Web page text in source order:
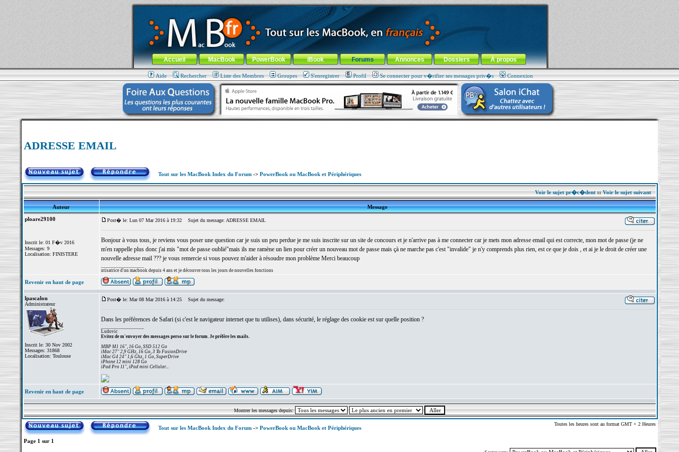
MacBook-fr.com : 100% Apple... 100% nomade !
Aller au contenu-Aller au menu général-Aller au menu de la rubrique
Menu général
Accueil MacBook PowerBook iBook Forums Annonces Dossiers À propos
Aide Rechercher Liste des Membres Groupes S'enregistrer Profil Se connecter pour v�rifier ses messages priv�s Connexion
ADRESSE EMAIL
Tout sur les MacBook Index du Forum-> PowerBook ou MacBook et Périphériques
Voir le sujet pr�c�dent::Voir le sujet suivant
Auteur
Message
ploare29100
Inscrit le: 01 F�v 2016
Messages: 9
Localisation: FINISTERE
Post� le: Lun 07 Mar 2016 à 19:32 Sujet du message: ADRESSE EMAIL
Bonjour à vous tous, je reviens vous poser une question car je suis un peu perdue je me suis inscrite sur un site de concours et je n'arrive pas à me connecter car je mets mon adresse email qui est correcte, mon mot de passe (je ne
m'en rappelle plus donc j'ai mis "mot de passe oublié"mais ils me ramène un lien pour créer un nouveau mot de passe mais çà ne marche pas c'est "invalide" je n'y comprends plus rien, est ce que je dois , et ai je le droit de créer une
nouvelle adresse mail ??? je vous remercie si vous pouvez m'aider à résoudre mon problème Merci beaucoup
utisatrice d'un macbook depuis 4 ans et je découvre tous les jours de nouvelles fonctions
Revenir en haut de page
lpascalon
Administrateur
Inscrit le: 30 Nov 2002
Messages: 31868
Localisation: Toulouse
Post� le: Mar 08 Mar 2016 à 14:25 Sujet du message:
Dans les préférences de Safari (si c'est le navigateur internet que tu utilises), dans sécurité, le réglage des cookie est sur quelle position ?
Ludovic
Evitez de m'envoyer des messages perso sur le forum. Je préfère les mails.
MBP M1 16", 16 Go, SSD 512 Go
iMac 27" 2,9 GHz, 16 Go, 3 To FusionDrive
iMac G4 24" 1,6 Ghz, 1 Go, SuperDrive
iPhone 12 mini 128 Go
iPad Pro 11", iPad mini Cellular...
Revenir en haut de page
Montrer les messages depuis:
Tout sur les MacBook Index du Forum-> PowerBook ou MacBook et Périphériques
Toutes les heures sont au format GMT + 2 Heures
Page 1 sur 1